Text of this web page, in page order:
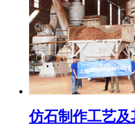
仿石制作工艺